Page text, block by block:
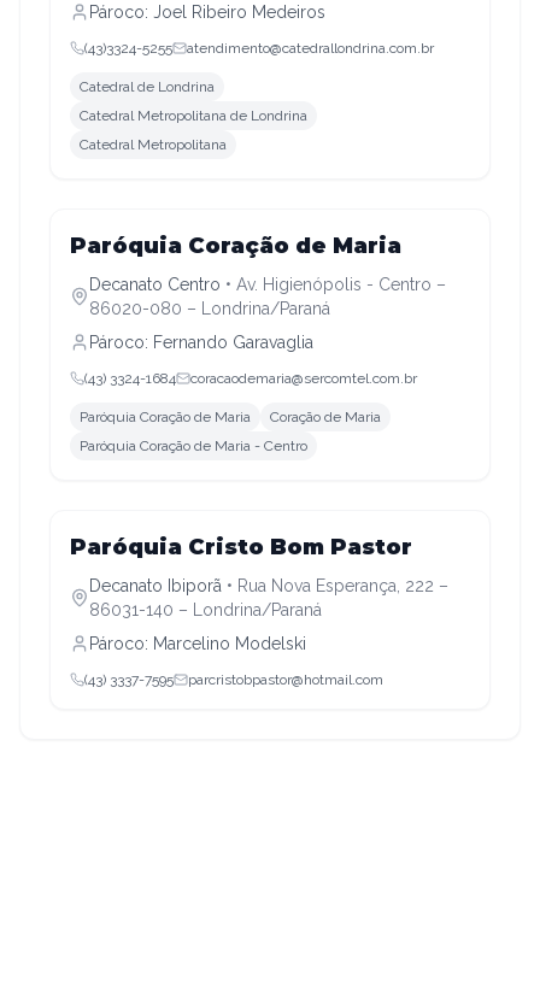
Pároco: Joel Ribeiro Medeiros
(43)3324-5255 atendimento@catedrallondrina.com.br
Catedral de Londrina
Catedral Metropolitana de Londrina
Catedral Metropolitana
Decanato Centro
Paróquia Coração de Maria
Decanato Centro • Av. Higienópolis - Centro –
86020-080 – Londrina/Paraná
Pároco: Fernando Garavaglia
(43) 3324-1684 coracaodemaria@sercomtel.com.br
Paróquia Coração de Maria
Coração de Maria
Paróquia Coração de Maria - Centro
Decanato Ibiporã
Paróquia Cristo Bom Pastor
Decanato Ibiporã • Rua Nova Esperança, 222 –
86031-140 – Londrina/Paraná
Pároco: Marcelino Modelski
(43) 3337-7595 parcristobpastor@hotmail.com